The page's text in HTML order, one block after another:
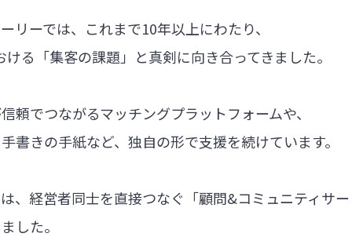
リーでは、これまで10年以上にわたり、
る「集客の課題」と真剣に向き合ってきました。
頼でつながるマッチングプラットフォームや、
書きの手紙など、独自の形で支援を続けています。
、経営者同士を直接つなぐ「顧問&コミュニティサ
した。